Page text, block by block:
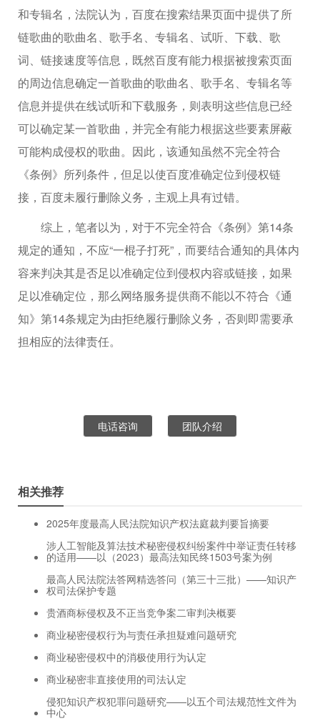
和专辑名，法院认为，百度在搜索结果页面中提供了所
链歌曲的歌曲名、歌手名、专辑名、试听、下载、歌
词、链接速度等信息，既然百度有能力根据被搜索页面
的周边信息确定一首歌曲的歌曲名、歌手名、专辑名等
信息并提供在线试听和下载服务，则表明这些信息已经
可以确定某一首歌曲，并完全有能力根据这些要素屏蔽
可能构成侵权的歌曲。因此，该通知虽然不完全符合
《条例》所列条件，但足以使百度准确定位到侵权链
接，百度未履行删除义务，主观上具有过错。
综上，笔者以为，对于不完全符合《条例》第14条
规定的通知，不应“一棍子打死”，而要结合通知的具体内
容来判决其是否足以准确定位到侵权内容或链接，如果
足以准确定位，那么网络服务提供商不能以不符合《通
知》第14条规定为由拒绝履行删除义务，否则即需要承
担相应的法律责任。
电话咨询 团队介绍
相关推荐
2025年度最高人民法院知识产权法庭裁判要旨摘要
涉人工智能及算法技术秘密侵权纠纷案件中举证责任转移
的适用——以（2023）最高法知民终1503号案为例
最高人民法院法答网精选答问（第三十三批）——知识产
权司法保护专题
贵酒商标侵权及不正当竞争案二审判决概要
商业秘密侵权行为与责任承担疑难问题研究
商业秘密侵权中的消极使用行为认定
商业秘密非直接使用的司法认定
侵犯知识产权犯罪问题研究——以五个司法规范性文件为
中心